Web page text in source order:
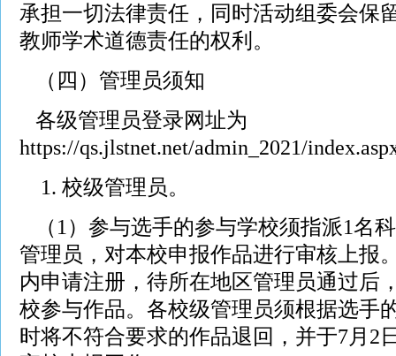
承担一切法律责任，同时活动组委会保
教师学术道德责任的权利。
（四）管理员须知
各级管理员登录网址为
https://qs.jlstnet.net/admin_2021/
1. 校级管理员。
（1）参与选手的参与学校须指派1名
管理员，对本校申报作品进行审核上报
内申请注册，待所在地区管理员通过后
校参与作品。各校级管理员须根据选手
时将不符合要求的作品退回，并于7月2